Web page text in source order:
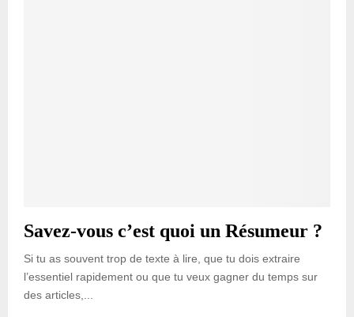
Savez-vous c’est quoi un Résumeur ?
Si tu as souvent trop de texte à lire, que tu dois extraire
l’essentiel rapidement ou que tu veux gagner du temps sur
des articles,...